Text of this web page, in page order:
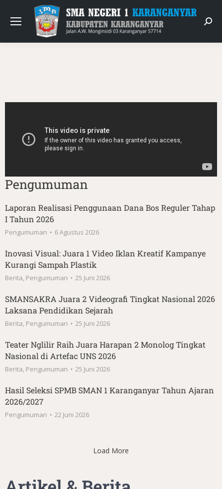
Pengumuman
Laporan Realisasi Penggunaan Dana Bos Reguler Tahap
I Tahun 2026
Pengumuman 6 Agustus 2026
Inovasi Visual: Juara 1 Video Iklan Kreatif Kampanye
Kurangi Sampah Plastik
Berita, Pengumuman 25 Juni 2026
SMANSAKRA Juara 2 Videografi Tingkat Nasional 2026
Laksana Pendidikan Sejarah
Berita, Pengumuman 25 Juni 2026
Teater Nglilir Raih Juara Harapan 2 Monolog Tingkat
Nasional di Artefac UNS 2026
Berita, Pengumuman 25 Juni 2026
Hasil Seleksi SPMB SMAN 1 Karanganyar Tahun Ajaran
2026/2027
Pengumuman 22 Juni 2026
Load More